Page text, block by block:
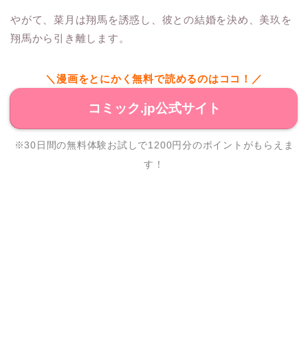
やがて、菜月は翔馬を誘惑し、彼との結婚を決め、美玖を
翔馬から引き離します。
＼漫画をとにかく無料で読めるのはココ！／
コミック.jp公式サイト
※30日間の無料体験お試しで1200円分のポイントがもらえま
す！